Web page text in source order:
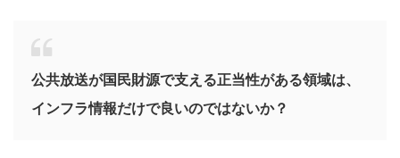
公共放送が国民財源で支える正当性がある領域は、
インフラ情報だけで良いのではないか？